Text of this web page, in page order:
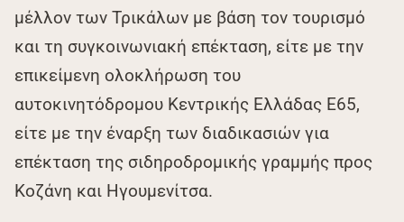
μέλλον των Τρικάλων με βάση τον τουρισμό
και τη συγκοινωνιακή επέκταση, είτε με την
επικείμενη ολοκλήρωση του
αυτοκινητόδρομου Κεντρικής Ελλάδας Ε65,
είτε με την έναρξη των διαδικασιών για
επέκταση της σιδηροδρομικής γραμμής προς
Κοζάνη και Ηγουμενίτσα.